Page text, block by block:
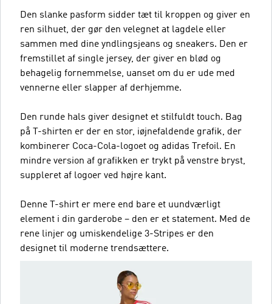
Den slanke pasform sidder tæt til kroppen og giver en
ren silhuet, der gør den velegnet at lagdele eller
sammen med dine yndlingsjeans og sneakers. Den er
fremstillet af single jersey, der giver en blød og
behagelig fornemmelse, uanset om du er ude med
vennerne eller slapper af derhjemme.
Den runde hals giver designet et stilfuldt touch. Bag
på T-shirten er der en stor, iøjnefaldende grafik, der
kombinerer Coca-Cola-logoet og adidas Trefoil. En
mindre version af grafikken er trykt på venstre bryst,
suppleret af logoer ved højre kant.
Denne T-shirt er mere end bare et uundværligt
element i din garderobe – den er et statement. Med de
rene linjer og umiskendelige 3-Stripes er den
designet til moderne trendsættere.